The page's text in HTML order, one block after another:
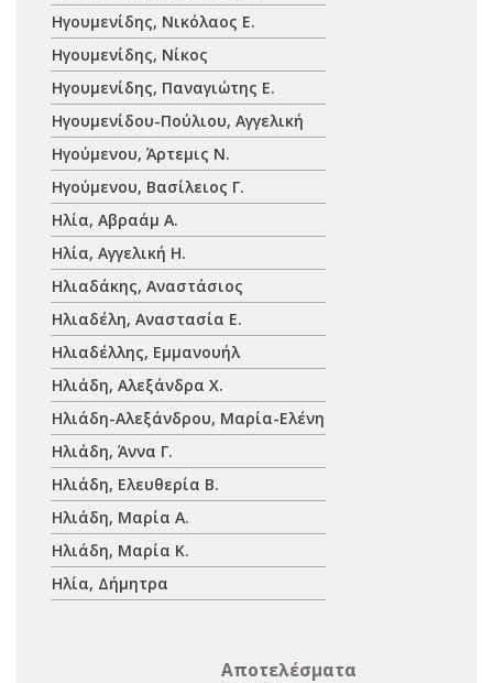
Ηγουμενίδης, Νικόλαος Ε.
Ηγουμενίδης, Νίκος
Ηγουμενίδης, Παναγιώτης Ε.
Ηγουμενίδου-Πούλιου, Αγγελική
Ηγούμενου, Άρτεμις Ν.
Ηγούμενου, Βασίλειος Γ.
Ηλία, Αβραάμ Α.
Ηλία, Αγγελική Η.
Ηλιαδάκης, Αναστάσιος
Ηλιαδέλη, Αναστασία Ε.
Ηλιαδέλλης, Εμμανουήλ
Ηλιάδη, Αλεξάνδρα Χ.
Ηλιάδη-Αλεξάνδρου, Μαρία-Ελένη
Ηλιάδη, Άννα Γ.
Ηλιάδη, Ελευθερία Β.
Ηλιάδη, Μαρία Α.
Ηλιάδη, Μαρία Κ.
Ηλία, Δήμητρα
Αποτελέσματα